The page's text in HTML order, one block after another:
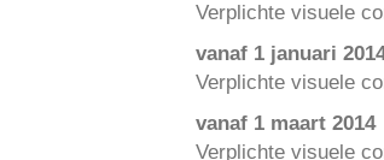
Verplichte visuele
vanaf 1 januari
Verplichte visuele
vanaf 1 maart 2014
Verplichte visuele